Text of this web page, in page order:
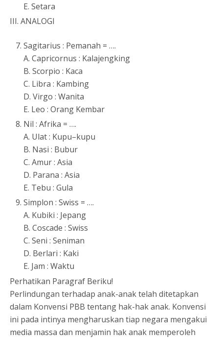
E. Setara
III. ANALOGI
Sagitarius : Pemanah = ….
A. Capricornus : Kalajengking
B. Scorpio : Kaca
C. Libra : Kambing
D. Virgo : Wanita
E. Leo : Orang Kembar
Nil : Afrika = ….
A. Ulat : Kupu–kupu
B. Nasi : Bubur
C. Amur : Asia
D. Parana : Asia
E. Tebu : Gula
Simplon : Swiss = ….
A. Kubiki : Jepang
B. Coscade : Swiss
C. Seni : Seniman
D. Berlari : Kaki
E. Jam : Waktu
Perhatikan Paragraf Beriku!
Perlindungan terhadap anak-anak telah ditetapkan
dalam Konvensi PBB tentang hak-hak anak. Konvensi
ini pada intinya mengharuskan tiap negara mengakui
media massa dan menjamin hak anak memperoleh